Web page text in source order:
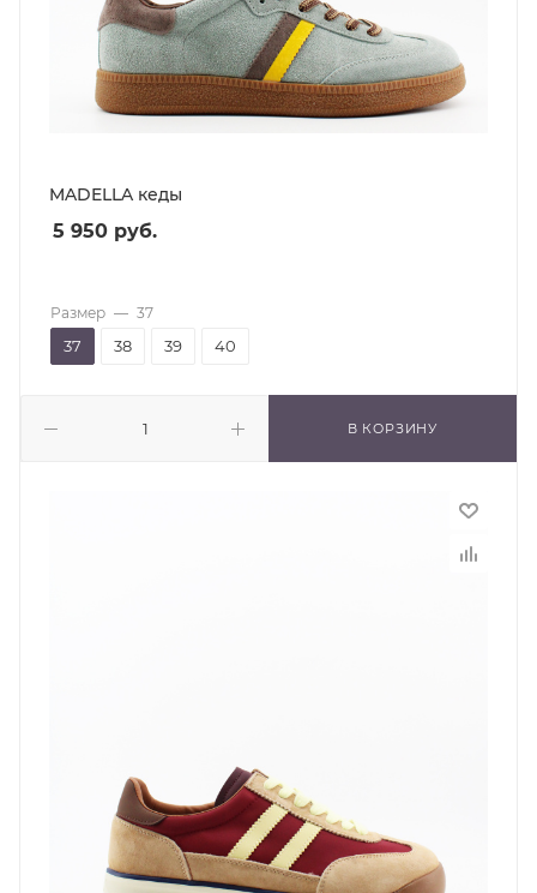
MADELLA кеды
5 950 руб.
В КОРЗИНУ
Размер — 37
37 38 39 40